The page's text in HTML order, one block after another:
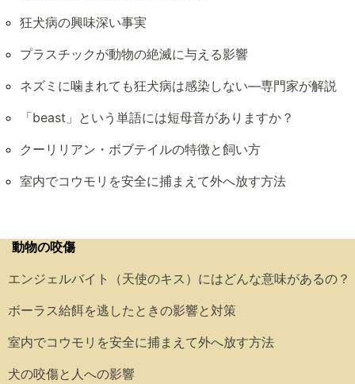
狂犬病の興味深い事実
プラスチックが動物の絶滅に与える影響
ネズミに噛まれても狂犬病は感染しない―専門家が解説
「beast」という単語には短母音がありますか？
クーリリアン・ボブテイルの特徴と飼い方
室内でコウモリを安全に捕まえて外へ放す方法
動物の咬傷
エンジェルバイト（天使のキス）にはどんな意味があるの？
ボーラス給餌を逃したときの影響と対策
室内でコウモリを安全に捕まえて外へ放す方法
犬の咬傷と人への影響